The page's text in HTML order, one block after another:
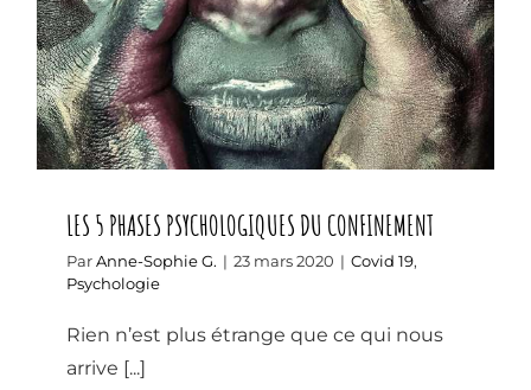
LES 5 PHASES PSYCHOLOGIQUES DU CONFINEMENT
ParAnne-Sophie G. | 23 mars 2020 | Covid 19,
Psychologie
Rien n’est plus étrange que ce qui nous
arrive [...]